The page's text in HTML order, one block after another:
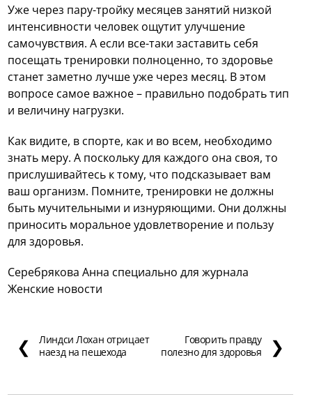
Уже через пару-тройку месяцев занятий низкой
интенсивности человек ощутит улучшение
самочувствия. А если все-таки заставить себя
посещать тренировки полноценно, то здоровье
станет заметно лучше уже через месяц. В этом
вопросе самое важное – правильно подобрать тип
и величину нагрузки.
Как видите, в спорте, как и во всем, необходимо
знать меру. А поскольку для каждого она своя, то
прислушивайтесь к тому, что подсказывает вам
ваш организм. Помните, тренировки не должны
быть мучительными и изнуряющими. Они должны
приносить моральное удовлетворение и пользу
для здоровья.
Серебрякова Анна специально для журнала
Женские новости
❮
Линдси Лохан отрицает
наезд на пешехода
Говорить правду
полезно для здоровья
❯